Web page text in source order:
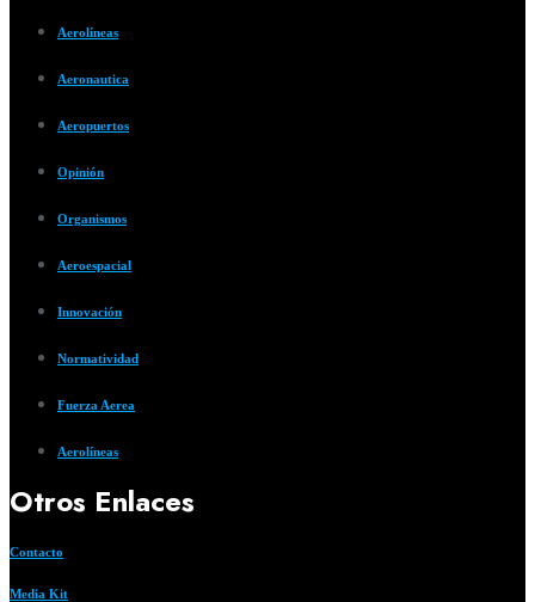
Aerolíneas
Aeronautica
Aeropuertos
Opinión
Organismos
Aeroespacial
Innovación
Normatividad
Fuerza Aerea
Aerolíneas
Otros Enlaces
Contacto
Media Kit